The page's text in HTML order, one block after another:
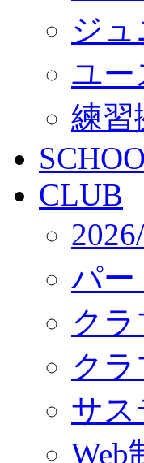
ジ
ユー
練習
CLUB
パー
ク
クラ
サス
Web